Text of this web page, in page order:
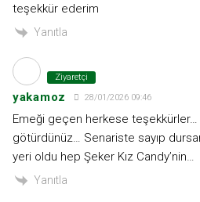
teşekkür ederim
Yanıtla
Ziyaretçi
yakamoz 28/01/2026 09:46
Emeği geçen herkese teşekkürler…
götürdünüz… Senariste sayıp
yeri oldu hep Şeker Kız Candy’nin…
Yanıtla